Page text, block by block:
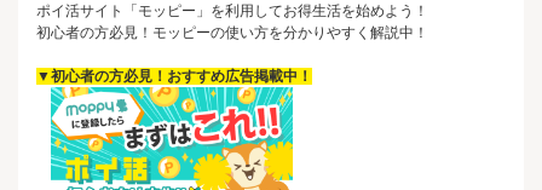
ポイ活サイト「モッピー」を利用してお得生活を始めよう！
初心者の方必見！モッピーの使い方を分かりやすく解説中！
▼初心者の方必見！おすすめ広告掲載中！